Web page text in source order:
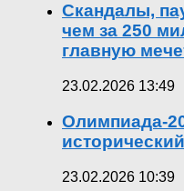
Скандалы,
чем за 250
главную
23.02.2026 13:49
Олимпиада-
23.02.2026 10:39